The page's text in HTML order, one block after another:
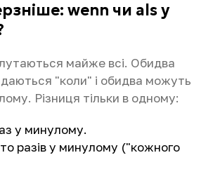
wenn чи als у
майже всі. Обидва
"коли" і обидва можуть
Різниця тільки в одному:
у минулому.
разів у минулому ("кожного